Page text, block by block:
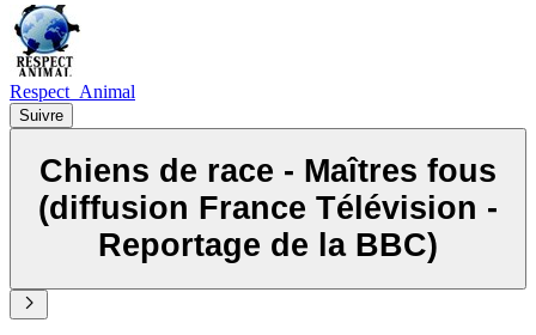
Respect_Animal
Suivre
Chiens de race - Maîtres fous
(diffusion France Télévision -
Reportage de la BBC)